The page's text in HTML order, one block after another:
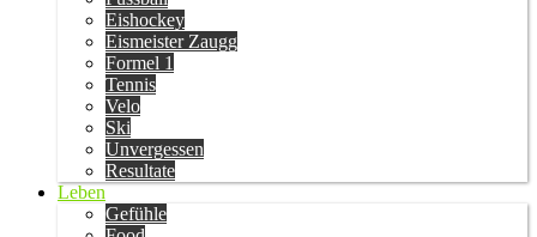
Eishockey
Eismeister Zaugg
Formel 1
Tennis
Velo
Ski
Unvergessen
Resultate
Leben
Gefühle